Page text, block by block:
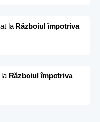
la Războiul împotriva
Războiul împotriva